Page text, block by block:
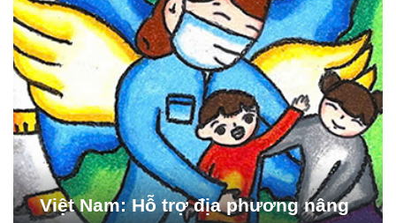
Việt Nam: Hỗ trợ địa phương nâng